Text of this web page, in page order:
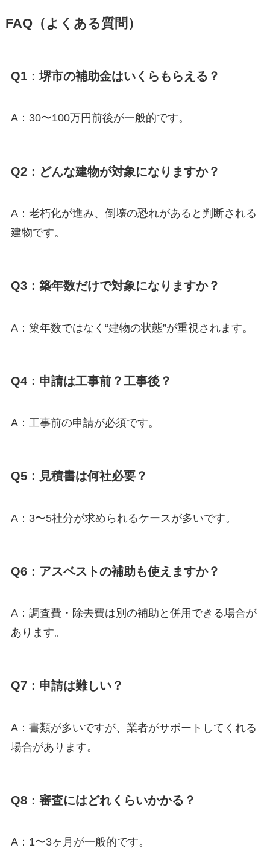
FAQ（よくある質問）
Q1：堺市の補助金はいくらもらえる？
A：30〜100万円前後が一般的です。
Q2：どんな建物が対象になりますか？
A：老朽化が進み、倒壊の恐れがあると判断される
建物です。
Q3：築年数だけで対象になりますか？
A：築年数ではなく“建物の状態”が重視されます。
Q4：申請は工事前？工事後？
A：工事前の申請が必須です。
Q5：見積書は何社必要？
A：3〜5社分が求められるケースが多いです。
Q6：アスベストの補助も使えますか？
A：調査費・除去費は別の補助と併用できる場合が
あります。
Q7：申請は難しい？
A：書類が多いですが、業者がサポートしてくれる
場合があります。
Q8：審査にはどれくらいかかる？
A：1〜3ヶ月が一般的です。